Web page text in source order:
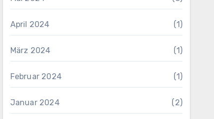
April 2024 (1)
März 2024 (1)
Februar 2024 (1)
Januar 2024 (2)